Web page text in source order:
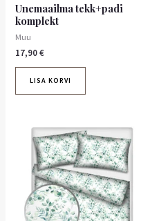
Unemaailma tekk+padi
komplekt
Muu
17,90€
LISA KORVI